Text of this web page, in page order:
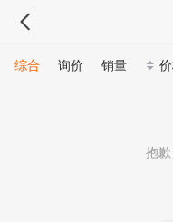
综合 询价 销量
抱